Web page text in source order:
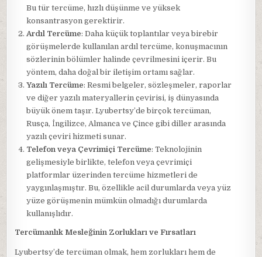
Bu tür tercüme, hızlı düşünme ve yüksek
konsantrasyon gerektirir.
Ardıl Tercüme: Daha küçük toplantılar veya birebir
görüşmelerde kullanılan ardıl tercüme, konuşmacının
sözlerinin bölümler halinde çevrilmesini içerir. Bu
yöntem, daha doğal bir iletişim ortamı sağlar.
Yazılı Tercüme: Resmi belgeler, sözleşmeler, raporlar
ve diğer yazılı materyallerin çevirisi, iş dünyasında
büyük önem taşır. Lyubertsy’de birçok tercüman,
Rusça, İngilizce, Almanca ve Çince gibi diller arasında
yazılı çeviri hizmeti sunar.
Telefon veya Çevrimiçi Tercüme: Teknolojinin
gelişmesiyle birlikte, telefon veya çevrimiçi
platformlar üzerinden tercüme hizmetleri de
yaygınlaşmıştır. Bu, özellikle acil durumlarda veya yüz
yüze görüşmenin mümkün olmadığı durumlarda
kullanışlıdır.
Tercümanlık Mesleğinin Zorlukları ve Fırsatları
Lyubertsy’de tercüman olmak, hem zorlukları hem de